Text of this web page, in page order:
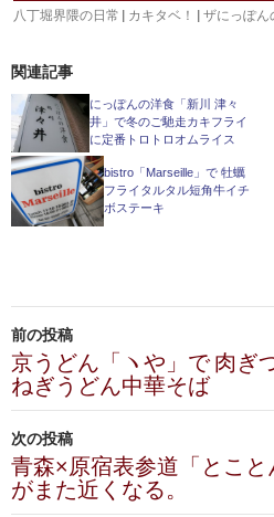
八丁堀界隈の日常 | カキタベ！ | ザにっぽん
関連記事
にっぽんの洋食「新川 津々
井」で冬のご馳走カキフライ
に定番トロトロオムライス
bistro「Marseille」で 牡蠣
フライタルタル短角牛イチ
ボステーキ
投
稿
ナ
ビ
ゲ
前の投稿
京うどん「ヽや」で 肉ぎ
ねぎうどん中華そば
次の投稿
青森×原宿表参道「とこ
がまた近くなる。